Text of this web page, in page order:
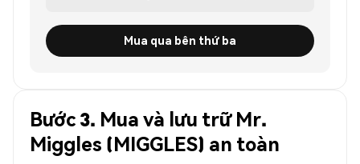
Mua qua bên thứ ba
Bước 3. Mua và lưu trữ Mr.
Miggles (MIGGLES) an toàn